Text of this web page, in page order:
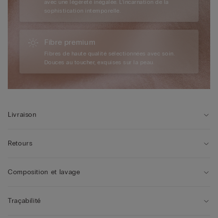
avec une légèreté inégalée. L’incarnation de la
sophistication intemporelle.
Fibre premium
Fibres de haute qualité sélectionnées avec soin.
Douces au toucher, exquises sur la peau.
Livraison
Retours
Composition et lavage
Traçabilité